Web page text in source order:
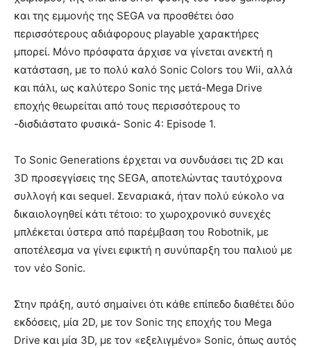
και της εμμονής της SEGA να προσθέτει όσο
περισσότερους αδιάφορους playable χαρακτήρες
μπορεί. Μόνο πρόσφατα άρχισε να γίνεται ανεκτή η
κατάσταση, με το πολύ καλό Sonic Colors του Wii, αλλά
και πάλι, ως καλύτερο Sonic της μετά-Mega Drive
εποχής θεωρείται από τους περισσότερους το
-δισδιάστατο φυσικά- Sonic 4: Episode 1.
Το Sonic Generations έρχεται να συνδυάσει τις 2D και
3D προσεγγίσεις της SEGA, αποτελώντας ταυτόχρονα
συλλογή και sequel. Σεναριακά, ήταν πολύ εύκολο να
δικαιολογηθεί κάτι τέτοιο: το χωροχρονικό συνεχές
μπλέκεται ύστερα από παρέμβαση του Robotnik, με
αποτέλεσμα να γίνει εφικτή η συνύπαρξη του παλιού με
τον νέο Sonic.
Στην πράξη, αυτό σημαίνει ότι κάθε επίπεδο διαθέτει δύο
εκδόσεις, μία 2D, με τον Sonic της εποχής του Mega
Drive και μία 3D, με τον «εξελιγμένο» Sonic, όπως αυτός